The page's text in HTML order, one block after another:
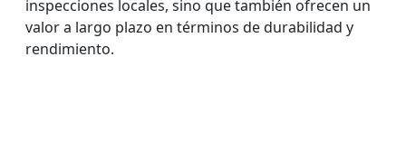
inspecciones locales, sino que también ofrecen un
valor a largo plazo en términos de durabilidad y
rendimiento.